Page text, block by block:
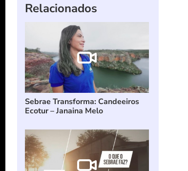
Relacionados
Sebrae Transforma: Candeeiros
Ecotur – Janaina Melo